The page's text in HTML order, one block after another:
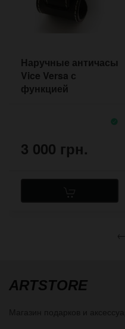
Наручные античасы
Vice Versa с
функцией
3 000 грн.
←
ARTSTORE